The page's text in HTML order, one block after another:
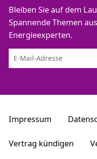
Bleiben Sie auf dem
Spannende Themen
Energieexperten.
Impressum
Vertrag kündigen